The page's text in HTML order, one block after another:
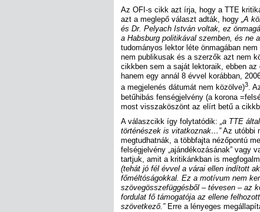
Az OFI-s cikk azt írja, hogy a TTE
azt a meglepő választ adták, hogy „A
és Dr. Pelyach István voltak, ez
a Habsburg politikával szemben, és ne
tudományos lektor léte önmagában
nem publikusak és a szerzők azt nem
cikkben sem a saját lektoraik, ebben
hanem egy annál 8 évvel korábban,
a megjelenés dátumát nem közölve)3.
betűhibás fenségjelvény (a korona
most visszaköszönt az elírt betű a
A válaszcikk így folytatódik: „a TTE
történészek is vitatkoznak…”Az utóbbi
megtudhatnák, a többfajta nézőpontú
felségjelvény „ajándékozásának” vagy
tartjuk, amit a kritikánkban is
(tehát jó fél évvel a várai ellen indított
főméltóságokkal. Ez a motívum nem
szövegösszefüggésből – tévesen – az
fordulat fő támogatója az ellene
szövetkező.”Erre a lényeges